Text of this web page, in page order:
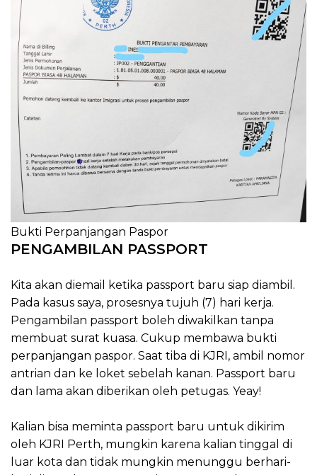
Bukti Perpanjangan Paspor
PENGAMBILAN PASSPORT
Kita akan diemail ketika passport baru siap diambil.
Pada kasus saya, prosesnya tujuh (7) hari kerja.
Pengambilan passport boleh diwakilkan tanpa
membuat surat kuasa. Cukup membawa bukti
perpanjangan paspor. Saat tiba di KJRI, ambil nomor
antrian dan ke loket sebelah kanan. Passport baru
dan lama akan diberikan oleh petugas. Yeay!
Kalian bisa meminta passport baru untuk dikirim
oleh KJRI Perth, mungkin karena kalian tinggal di
luar kota dan tidak mungkin menunggu berhari-